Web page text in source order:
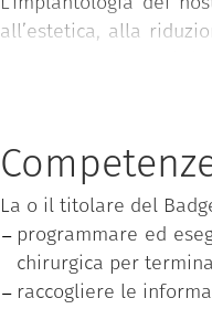
all’estetica, alla
ottenere tutti questi
La durata normale del
La o il titolare del
programmare ed
chirurgica per
raccogliere le